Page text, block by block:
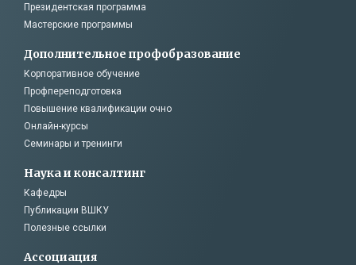
Президентская программа
Мастерские программы
Дополнительное профобразование
Корпоративное обучение
Профпереподготовка
Повышение квалификации очно
Онлайн-курсы
Семинары и тренинги
Наука и консалтинг
Кафедры
Публикации ВШКУ
Полезные ссылки
Ассоциация